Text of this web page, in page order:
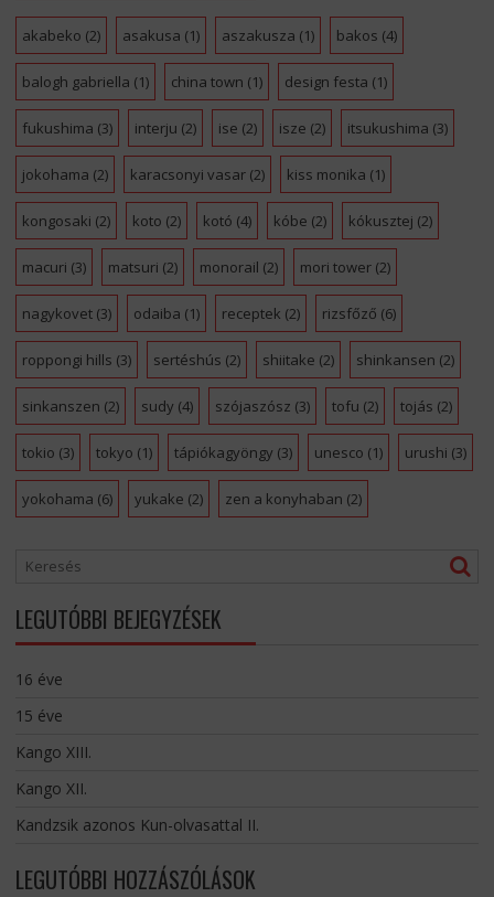
akabeko (2) asakusa (1) aszakusza (1) bakos (4)
balogh gabriella (1) china town (1) design festa (1)
fukushima (3) interju (2) ise (2) isze (2) itsukushima (3)
jokohama (2) karacsonyi vasar(2) kiss monika (1)
kongosaki (2) koto (2) kotó (4) kóbe (2) kókusztej (2)
macuri (3) matsuri (2) monorail (2) mori tower(2)
nagykovet(3) odaiba (1) receptek (2) rizsfőző (6)
roppongi hills (3) sertéshús (2) shiitake (2) shinkansen (2)
sinkanszen (2) sudy (4) szójaszósz (3) tofu (2) tojás (2)
tokio (3) tokyo (1) tápiókagyöngy (3) unesco (1) urushi (3)
yokohama (6) yukake (2) zen a konyhaban (2)
LEGUTÓBBI BEJEGYZÉSEK
16 éve
15 éve
Kango XIII.
Kango XII.
Kandzsik azonos Kun-olvasattal II.
LEGUTÓBBI HOZZÁSZÓLÁSOK